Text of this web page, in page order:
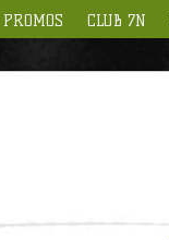
PROMOS CLUB 7N